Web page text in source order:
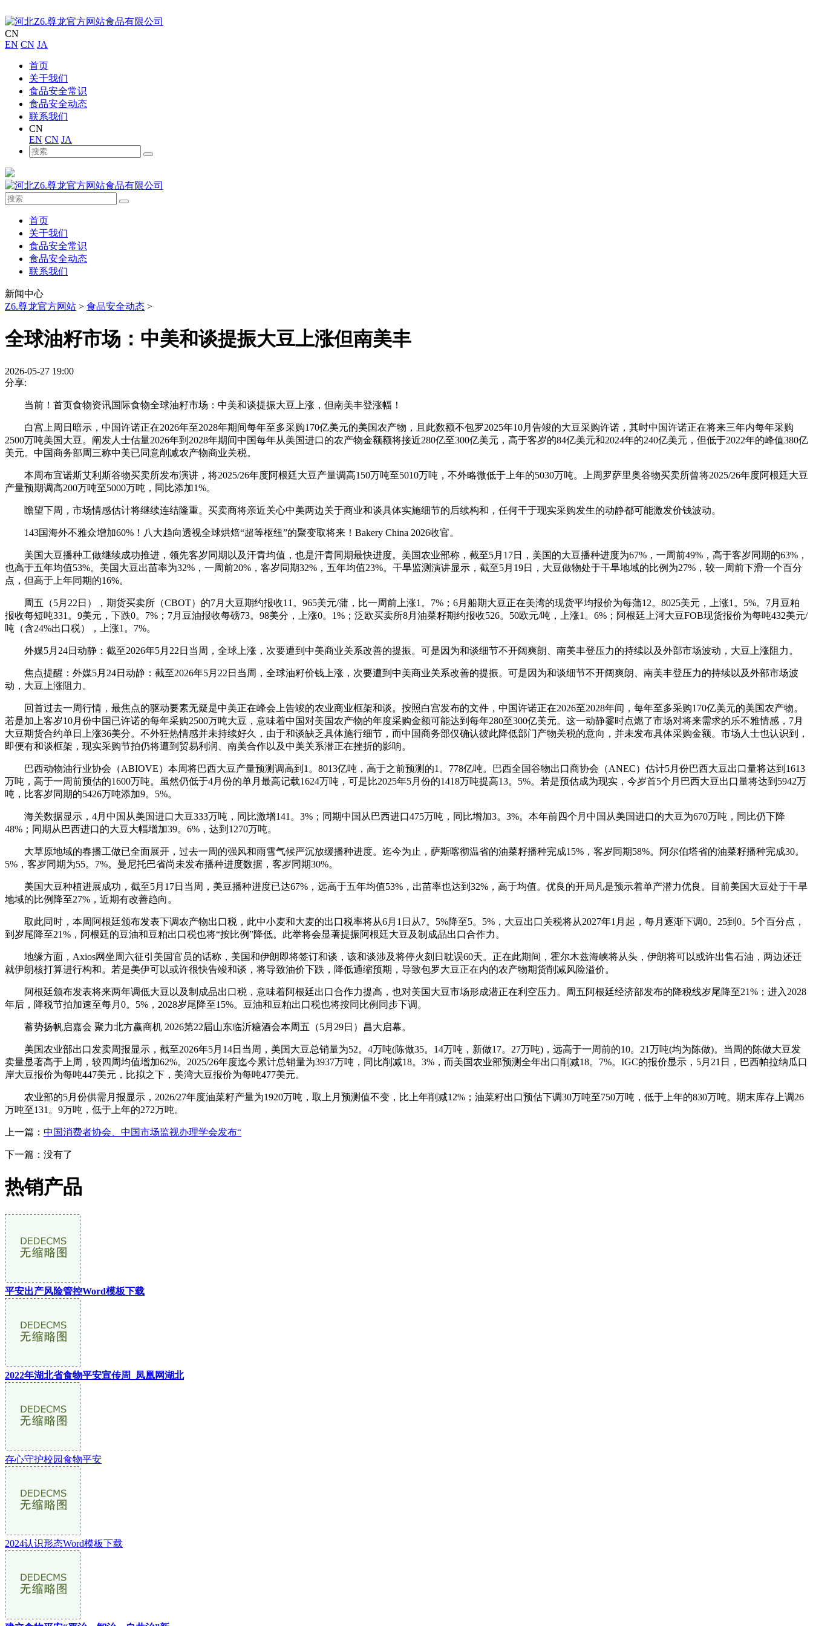
CN
EN CN JA
首页
关于我们
食品安全常识
食品安全动态
联系我们
CN
EN CN JA
首页
关于我们
食品安全常识
食品安全动态
联系我们
新闻中心
Z6.尊龙官方网站 > 食品安全动态 >
全球油籽市场：中美和谈提振大豆上涨但南美丰
2026-05-27 19:00
分享:
当前！首页食物资讯国际食物全球油籽市场：中美和谈提振大豆上涨，但南美丰登涨幅！
白宫上周日暗示，中国许诺正在2026年至2028年期间每年至多采购170亿美元的美国农产物，且此数额不包罗2025年10月告竣的大豆采购许诺，其时中国许诺正在将来三年内每年采购
2500万吨美国大豆。阐发人士估量2026年到2028年期间中国每年从美国进口的农产物金额额将接近280亿至300亿美元，高于客岁的84亿美元和2024年的240亿美元，但低于2022年的峰值380亿
美元。中国商务部周三称中美已同意削减农产物商业关税。
本周布宜诺斯艾利斯谷物买卖所发布演讲，将2025/26年度阿根廷大豆产量调高150万吨至5010万吨，不外略微低于上年的5030万吨。上周罗萨里奥谷物买卖所曾将2025/26年度阿根廷大豆
产量预期调高200万吨至5000万吨，同比添加1%。
瞻望下周，市场情感估计将继续连结隆重。买卖商将亲近关心中美两边关于商业和谈具体实施细节的后续构和，任何干于现实采购发生的动静都可能激发价钱波动。
143国海外不雅众增加60%！八大趋向透视全球烘焙“超等枢纽”的聚变取将来！Bakery China 2026收官。
美国大豆播种工做继续成功推进，领先客岁同期以及汗青均值，也是汗青同期最快进度。美国农业部称，截至5月17日，美国的大豆播种进度为67%，一周前49%，高于客岁同期的63%，
也高于五年均值53%。美国大豆出苗率为32%，一周前20%，客岁同期32%，五年均值23%。干旱监测演讲显示，截至5月19日，大豆做物处于干旱地域的比例为27%，较一周前下滑一个百分
点，但高于上年同期的16%。
周五（5月22日），期货买卖所（CBOT）的7月大豆期约报收11。965美元/蒲，比一周前上涨1。7%；6月船期大豆正在美湾的现货平均报价为每蒲12。8025美元，上涨1。5%。7月豆粕
报收每短吨331。9美元，下跌0。7%；7月豆油报收每磅73。98美分，上涨0。1%；泛欧买卖所8月油菜籽期约报收526。50欧元/吨，上涨1。6%；阿根廷上河大豆FOB现货报价为每吨432美元/
吨（含24%出口税），上涨1。7%。
外媒5月24日动静：截至2026年5月22日当周，全球上涨，次要遭到中美商业关系改善的提振。可是因为和谈细节不开阔爽朗、南美丰登压力的持续以及外部市场波动，大豆上涨阻力。
焦点提醒：外媒5月24日动静：截至2026年5月22日当周，全球油籽价钱上涨，次要遭到中美商业关系改善的提振。可是因为和谈细节不开阔爽朗、南美丰登压力的持续以及外部市场波
动，大豆上涨阻力。
回首过去一周行情，最焦点的驱动要素无疑是中美正在峰会上告竣的农业商业框架和谈。按照白宫发布的文件，中国许诺正在2026至2028年间，每年至多采购170亿美元的美国农产物。
若是加上客岁10月份中国已许诺的每年采购2500万吨大豆，意味着中国对美国农产物的年度采购金额可能达到每年280至300亿美元。这一动静霎时点燃了市场对将来需求的乐不雅情感，7月
大豆期货合约单日上涨36美分。不外狂热情感并未持续好久，由于和谈缺乏具体施行细节，而中国商务部仅确认彼此降低部门产物关税的意向，并未发布具体采购金额。市场人士也认识到，
即便有和谈框架，现实采购节拍仍将遭到贸易利润、南美合作以及中美关系潜正在挫折的影响。
巴西动物油行业协会（ABIOVE）本周将巴西大豆产量预测调高到1。8013亿吨，高于之前预测的1。778亿吨。巴西全国谷物出口商协会（ANEC）估计5月份巴西大豆出口量将达到1613
万吨，高于一周前预估的1600万吨。虽然仍低于4月份的单月最高记载1624万吨，可是比2025年5月份的1418万吨提高13。5%。若是预估成为现实，今岁首5个月巴西大豆出口量将达到5942万
吨，比客岁同期的5426万吨添加9。5%。
海关数据显示，4月中国从美国进口大豆333万吨，同比激增141。3%；同期中国从巴西进口475万吨，同比增加3。3%。本年前四个月中国从美国进口的大豆为670万吨，同比仍下降
48%；同期从巴西进口的大豆大幅增加39。6%，达到1270万吨。
大草原地域的春播工做已全面展开，过去一周的强风和雨雪气候严沉放缓播种进度。迄今为止，萨斯喀彻温省的油菜籽播种完成15%，客岁同期58%。阿尔伯塔省的油菜籽播种完成30。
5%，客岁同期为55。7%。曼尼托巴省尚未发布播种进度数据，客岁同期30%。
美国大豆种植进展成功，截至5月17日当周，美豆播种进度已达67%，远高于五年均值53%，出苗率也达到32%，高于均值。优良的开局凡是预示着单产潜力优良。目前美国大豆处于干旱
地域的比例降至27%，近期有改善趋向。
取此同时，本周阿根廷颁布发表下调农产物出口税，此中小麦和大麦的出口税率将从6月1日从7。5%降至5。5%，大豆出口关税将从2027年1月起，每月逐渐下调0。25到0。5个百分点，
到岁尾降至21%，阿根廷的豆油和豆粕出口税也将“按比例”降低。此举将会显著提振阿根廷大豆及制成品出口合作力。
地缘方面，Axios网坐周六征引美国官员的话称，美国和伊朗即将签订和谈，该和谈涉及将停火刻日耽误60天。正在此期间，霍尔木兹海峡将从头，伊朗将可以或许出售石油，两边还迁
就伊朗核打算进行构和。若是美伊可以或许很快告竣和谈，将导致油价下跌，降低通缩预期，导致包罗大豆正在内的农产物期货削减风险溢价。
阿根廷颁布发表将来两年调低大豆以及制成品出口税，意味着阿根廷出口合作力提高，也对美国大豆市场形成潜正在利空压力。周五阿根廷经济部发布的降税线岁尾降至21%；进入2028
年后，降税节拍加速至每月0。5%，2028岁尾降至15%。豆油和豆粕出口税也将按同比例同步下调。
蓄势扬帆启嘉会 聚力北方赢商机 2026第22届山东临沂糖酒会本周五（5月29日）昌大启幕。
美国农业部出口发卖周报显示，截至2026年5月14日当周，美国大豆总销量为52。4万吨(陈做35。14万吨，新做17。27万吨)，远高于一周前的10。21万吨(均为陈做)。当周的陈做大豆发
卖量显著高于上周，较四周均值增加62%。2025/26年度迄今累计总销量为3937万吨，同比削减18。3%，而美国农业部预测全年出口削减18。7%。IGC的报价显示，5月21日，巴西帕拉纳瓜口
岸大豆报价为每吨447美元，比拟之下，美湾大豆报价为每吨477美元。
农业部的5月份供需月报显示，2026/27年度油菜籽产量为1920万吨，取上月预测值不变，比上年削减12%；油菜籽出口预估下调30万吨至750万吨，低于上年的830万吨。期末库存上调26
万吨至131。9万吨，低于上年的272万吨。
上一篇： 中国消费者协会、中国市场监视办理学会发布“
下一篇：没有了
热销产品
平安出产风险管控Word模板下载
2022年湖北省食物平安宣传周_凤凰网湖北
存心守护校园食物平安
2024认识形态Word模板下载